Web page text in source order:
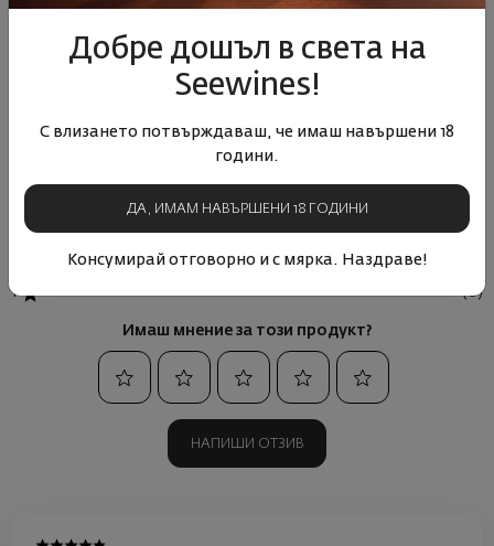
4.67
(1)
(0)
1 (0)
Имаш мнение за този продукт?
НАПИШИ ОТЗИВ
Добре дошъл в света на
Seewines!
С влизането потвърждаваш, че имаш навършени 18
години.
ДА, ИМАМ НАВЪРШЕНИ 18 ГОДИНИ
Консумирай отговорно и с мярка. Наздраве!